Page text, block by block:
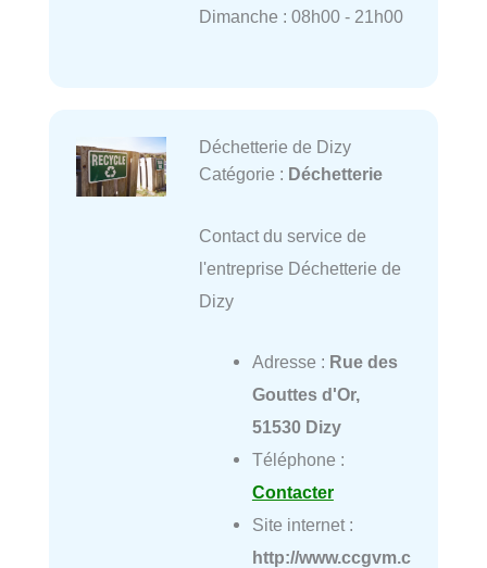
Dimanche : 08h00 - 21h00
Déchetterie de Dizy
Catégorie : Déchetterie
Contact du service de
l'entreprise Déchetterie de
Dizy
Adresse : Rue des
Gouttes d'Or,
51530 Dizy
Téléphone :
Contacter
Site internet :
http://www.ccgvm.c